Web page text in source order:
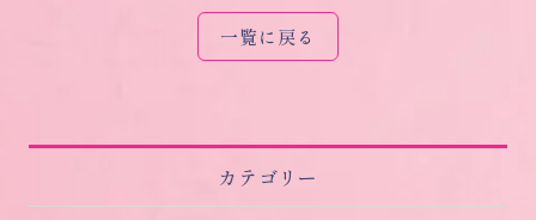
カテゴリー
一覧に戻る